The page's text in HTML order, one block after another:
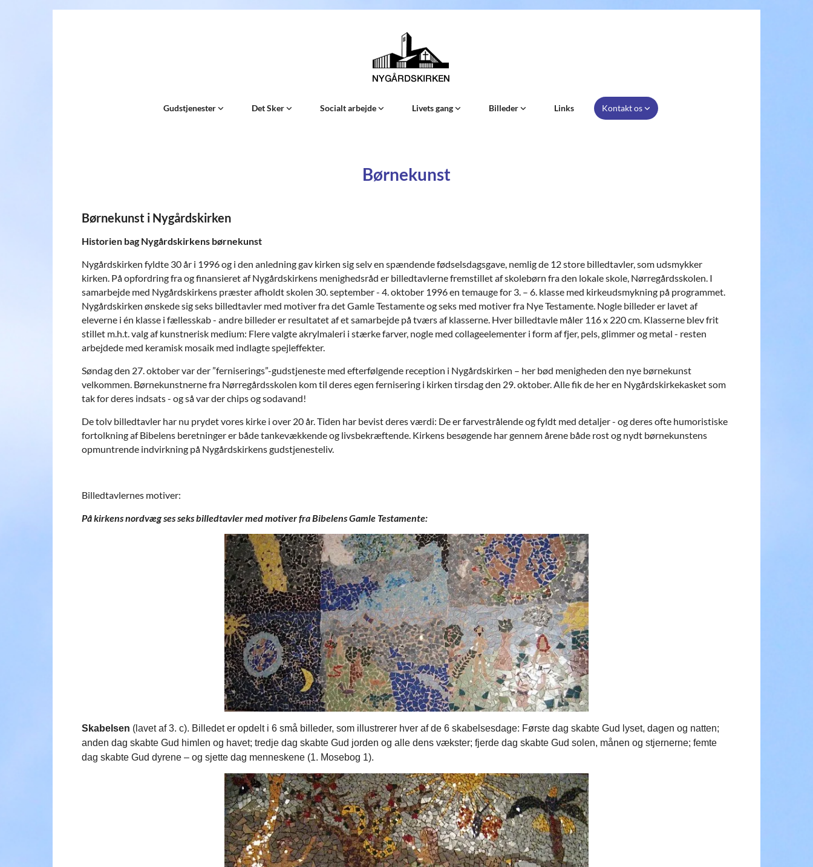
Gudstjenester Det Sker Socialt arbejde Livets gang Billeder Links Kontakt os
Børnekunst
Børnekunst i Nygårdskirken
Historien bag Nygårdskirkens børnekunst
Nygårdskirken fyldte 30 år i 1996 og i den anledning gav kirken sig selv en spændende fødselsdagsgave, nemlig de 12 store billedtavler, som udsmykker
kirken. På opfordring fra og finansieret af Nygårdskirkens menighedsråd er billedtavlerne fremstillet af skolebørn fra den lokale skole, Nørregårdsskolen. I
samarbejde med Nygårdskirkens præster afholdt skolen 30. september - 4. oktober 1996 en temauge for 3. – 6. klasse med kirkeudsmykning på programmet.
Nygårdskirken ønskede sig seks billedtavler med motiver fra det Gamle Testamente og seks med motiver fra Nye Testamente. Nogle billeder er lavet af
eleverne i én klasse i fællesskab - andre billeder er resultatet af et samarbejde på tværs af klasserne. Hver billedtavle måler 116 x 220 cm. Klasserne blev frit
stillet m.h.t. valg af kunstnerisk medium: Flere valgte akrylmaleri i stærke farver, nogle med collageelementer i form af fjer, pels, glimmer og metal - resten
arbejdede med keramisk mosaik med indlagte spejleffekter.
Søndag den 27. oktober var der ”ferniserings”-gudstjeneste med efterfølgende reception i Nygårdskirken – her bød menigheden den nye børnekunst
velkommen. Børnekunstnerne fra Nørregårdsskolen kom til deres egen fernisering i kirken tirsdag den 29. oktober. Alle fik de her en Nygårdskirkekasket som
tak for deres indsats - og så var der chips og sodavand!
De tolv billedtavler har nu prydet vores kirke i over 20 år. Tiden har bevist deres værdi: De er farvestrålende og fyldt med detaljer - og deres ofte humoristiske
fortolkning af Bibelens beretninger er både tankevækkende og livsbekræftende. Kirkens besøgende har gennem årene både rost og nydt børnekunstens
opmuntrende indvirkning på Nygårdskirkens gudstjenesteliv.
Billedtavlernes motiver:
På kirkens nordvæg ses seks billedtavler med motiver fra Bibelens Gamle Testamente:
Skabelsen (lavet af 3. c). Billedet er opdelt i 6 små billeder, som illustrerer hver af de 6 skabelsesdage: Første dag skabte Gud lyset, dagen og natten;
anden dag skabte Gud himlen og havet; tredje dag skabte Gud jorden og alle dens vækster; fjerde dag skabte Gud solen, månen og stjernerne; femte
dag skabte Gud dyrene – og sjette dag menneskene (1. Mosebog 1).